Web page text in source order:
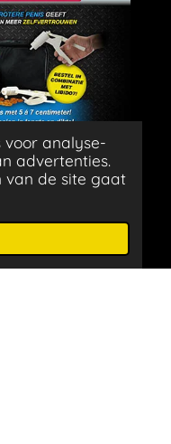
voor analyse-
advertenties.
van de site gaat
^